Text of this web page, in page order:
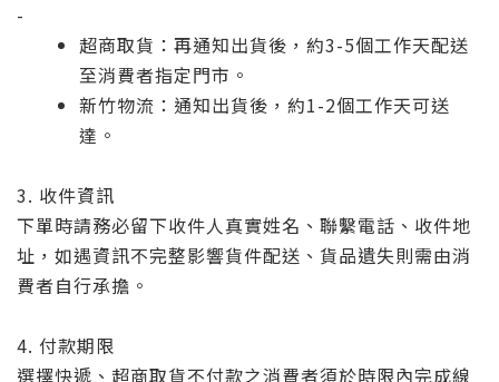
-
超商取貨：再通知出貨後，約3-5個工作天配送
至消費者指定門市。
新竹物流：通知出貨後，約1-2個工作天可送
達。
3. 收件資訊
下單時請務必留下收件人真實姓名、聯繫電話、收件地
址，如遇資訊不完整影響貨件配送、貨品遺失則需由消
費者自行承擔。
4. 付款期限
選擇快遞、超商取貨不付款之消費者須於時限內完成線